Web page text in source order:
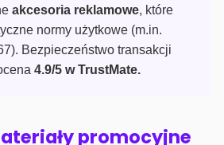
akcesoria reklamowe, które
normy użytkowe (m.in.
Bezpieczeństwo transakcji
4.9/5 w TrustMate.
promocyjne